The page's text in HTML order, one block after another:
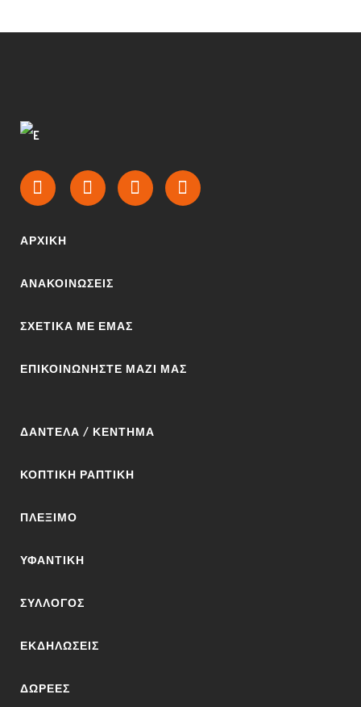
ΑΡΧΙΚΉ
ΑΝΑΚΟΙΝΩΣΕΙΣ
ΣΧΕΤΙΚΆ ΜΕ ΕΜΆΣ
ΕΠΙΚΟΙΝΩΝΉΣΤΕ ΜΑΖΊ ΜΑΣ
ΔΑΝΤΈΛΑ / ΚΈΝΤΗΜΑ
ΚΟΠΤΙΚΉ ΡΑΠΤΙΚΉ
ΠΛΈΞΙΜΟ
ΥΦΑΝΤΙΚΉ
ΣΎΛΛΟΓΟΣ
ΕΚΔΗΛΏΣΕΙΣ
ΔΩΡΕΈΣ